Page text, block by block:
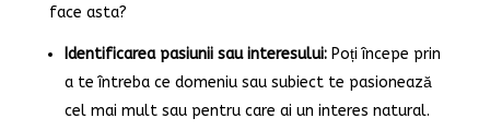
face asta?
Identificarea pasiunii sau interesului:Poți începe prin
a te întreba ce domeniu sau subiect te pasionează
cel mai mult sau pentru care ai un interes natural.